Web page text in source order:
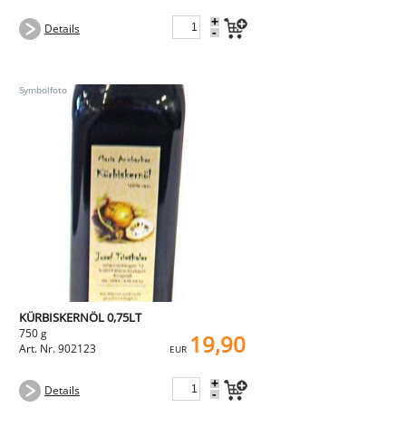
Details +
-
KÜRBISKERNÖL 0,75LT
750 g
Art. Nr. 902123
EUR 19,90
Details +
-